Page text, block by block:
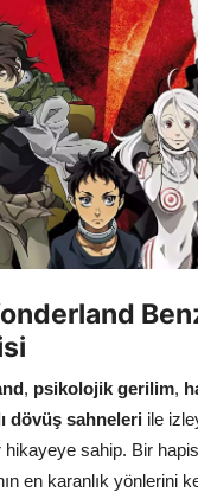
, psikolojik gerilim,
dövüş sahneleri ile
hikayeye sahip. Bir
en karanlık yönlerini